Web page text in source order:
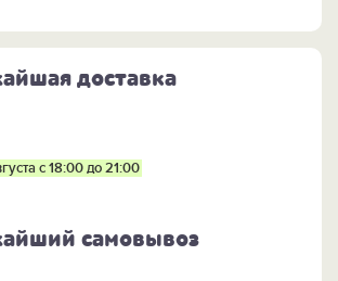
шаров "Сказка газовика" >>
шаров "Сказка нефтяника"
доставка
с 18:00 до 21:00
самовывоз